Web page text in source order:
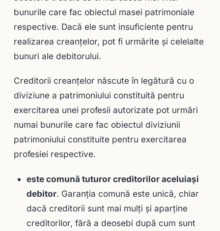
bunurile care fac obiectul masei patrimoniale
respective. Dacă ele sunt insuficiente pentru
realizarea creanţelor, pot fi urmărite şi celelalte
bunuri ale debitorului.
Creditorii creanţelor născute în legătură cu o
diviziune a patrimoniului constituită pentru
exercitarea unei profesii autorizate pot urmări
numai bunurile care fac obiectul diviziunii
patrimoniului constituite pentru exercitarea
profesiei respective.
este comună tuturor creditoriloraceluiaşi
debitor. Garanţia comună este unică, chiar
dacă creditorii sunt mai mulţi și aparţine
creditorilor, fără a deosebi după cum sunt